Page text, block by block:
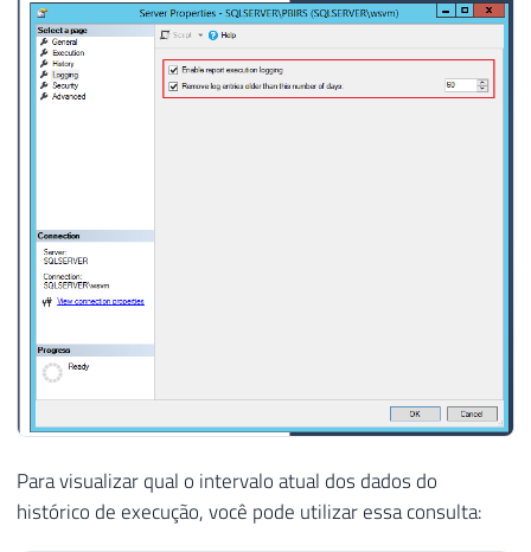
Para visualizar qual o intervalo atual dos dados do
histórico de execução, você pode utilizar essa consulta: